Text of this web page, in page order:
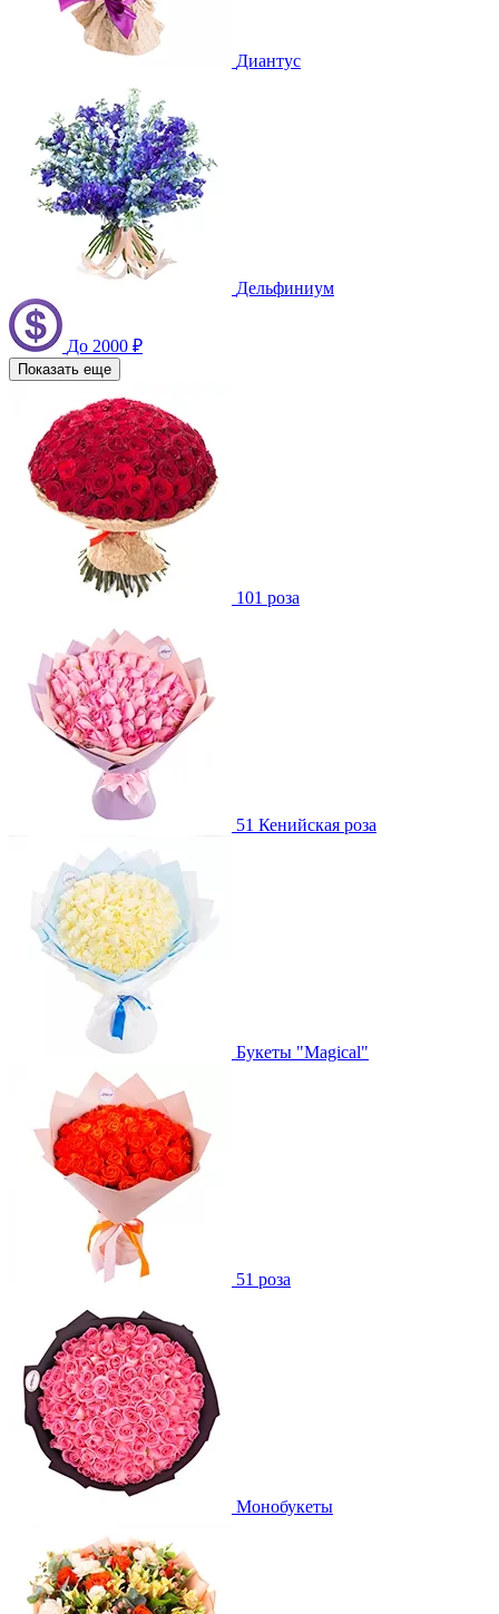
Диантус
Дельфиниум
До 2000 ₽
Показать еще
101 роза
51 Кенийская роза
Букеты "Magical"
51 роза
Монобукеты